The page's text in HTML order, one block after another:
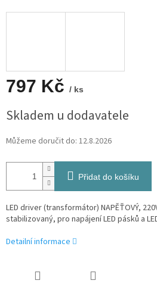
797 Kč / ks
cena:
Skladem u dodavatele
Můžeme doručit do: 12.8.2026
Přidat do košíku
LED driver (transformátor) NAPĚŤOVÝ,
stabilizovaný, pro napájení LED pásků a
Detailní informace